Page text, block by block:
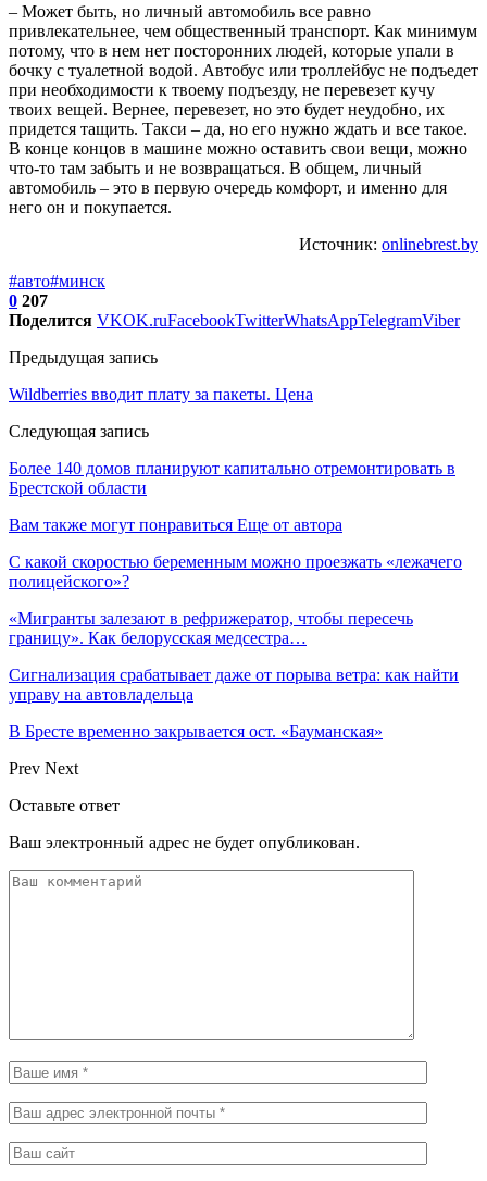
– Может быть, но личный автомобиль все равно
привлекательнее, чем общественный транспорт. Как минимум
потому, что в нем нет посторонних людей, которые упали в
бочку с туалетной водой. Автобус или троллейбус не подъедет
при необходимости к твоему подъезду, не перевезет кучу
твоих вещей. Вернее, перевезет, но это будет неудобно, их
придется тащить. Такси – да, но его нужно ждать и все такое.
В конце концов в машине можно оставить свои вещи, можно
что-то там забыть и не возвращаться. В общем, личный
автомобиль – это в первую очередь комфорт, и именно для
него он и покупается.
Источник: onlinebrest.by
#авто#минск
0 207
Поделится VKOK.ruFacebookTwitterWhatsAppTelegramViber
Предыдущая запись
Wildberries вводит плату за пакеты. Цена
Следующая запись
Более 140 домов планируют капитально отремонтировать в
Брестской области
Вам также могут понравиться Еще от автора
С какой скоростью беременным можно проезжать «лежачего
полицейского»?
«Мигранты залезают в рефрижератор, чтобы пересечь
границу». Как белорусская медсестра…
Сигнализация срабатывает даже от порыва ветра: как найти
управу на автовладельца
В Бресте временно закрывается ост. «Бауманская»
Prev Next
Оставьте ответ
Ваш электронный адрес не будет опубликован.